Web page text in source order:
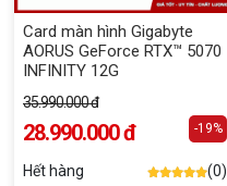
Card màn hình Gigabyte
AORUS GeForce RTX™ 5070
INFINITY 12G
35.990.000 đ
28.990.000 đ -19%
Hết hàng (0)